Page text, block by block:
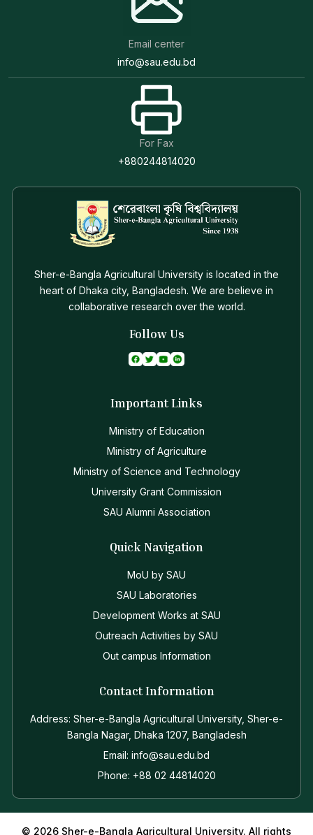
Email center
info@sau.edu.bd
For Fax
+880244814020
Sher-e-Bangla Agricultural University is located in the
heart of Dhaka city, Bangladesh. We are believe in
collaborative research over the world.
Follow Us
Important Links
Ministry of Education
Ministry of Agriculture
Ministry of Science and Technology
University Grant Commission
SAU Alumni Association
Quick Navigation
MoU by SAU
SAU Laboratories
Development Works at SAU
Outreach Activities by SAU
Out campus Information
Contact Information
Address: Sher-e-Bangla Agricultural University, Sher-e-
Bangla Nagar, Dhaka 1207, Bangladesh
Email: info@sau.edu.bd
Phone: +88 02 44814020
© 2026 Sher-e-Bangla Agricultural University. All rights